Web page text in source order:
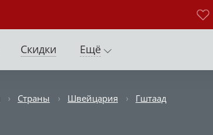
Скидки Ещё
Страны Швейцария Гштаад